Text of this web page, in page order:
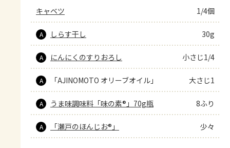
キャベツ 1/4個
A しらす干し 30g
A にんにくのすりおろし 小さじ1/4
A 「AJINOMOTO オリーブオイル」 大さじ1
A うま味調味料「味の素®」70g瓶 8ふり
A 「瀬戸のほんじお®」 少々